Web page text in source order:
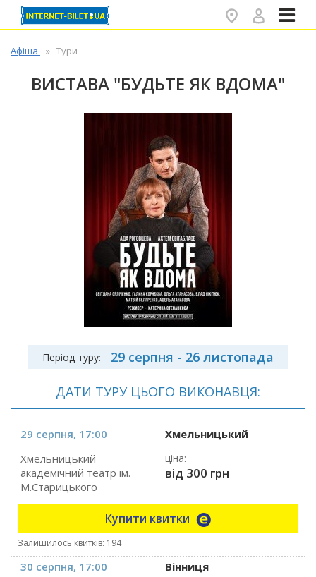
Афіша Тури
ВИСТАВА "БУДЬТЕ ЯК ВДОМА"
Період туру: 29 серпня - 26 листопада
ДАТИ ТУРУ ЦЬОГО ВИКОНАВЦЯ:
29 серпня, 17:00
Хмельницький
Хмельницький
академічний театр ім.
М.Старицького
ціна:
від 300 грн
Купити квитки
Залишилось квитків: 194
30 серпня, 17:00
Вінниця